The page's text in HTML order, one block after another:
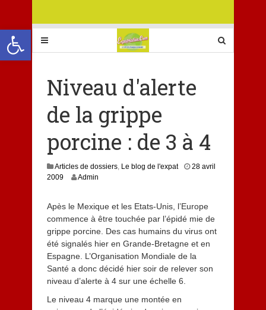
Ouvrir la barre d’outils
Niveau d'alerte
de la grippe
porcine : de 3 à 4
Articles de dossiers, Le blog de l'expat
28 avril
20098
i
l
l
e
2
0
1
Admin
Apès le Mexique et les Etats-Unis, l’Europe
commence à être touchée par l’épidé mie de
grippe porcine. Des cas humains du virus ont
été signalés hier en Grande-Bretagne et en
Espagne. L’Organisation Mondiale de la
Santé a donc décidé hier soir de relever son
niveau d’alerte à 4 sur une échelle 6.
Le niveau 4 marque une montée en